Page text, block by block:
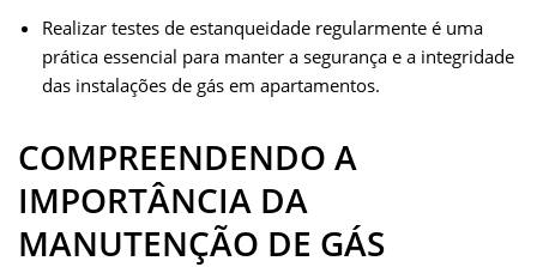
Realizar testes de estanqueidade regularmente é uma
prática essencial para manter a segurança e a integridade
das instalações de gás em apartamentos.
COMPREENDENDO A
IMPORTÂNCIA DA
MANUTENÇÃO DE GÁS